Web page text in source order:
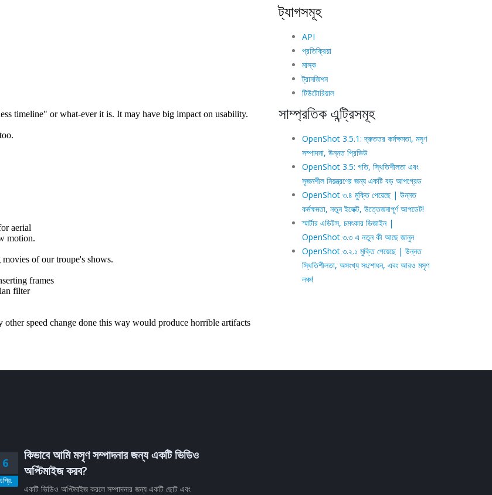
ট্যাগসমূহ
API
প্রতিক্রিয়া
মাস্ক
ট্রানজিশন
টিউটোরিয়াল
সাম্প্রতিক এন্ট্রিসমূহ
OpenShot 3.5.1: দ্রুততর কর্মক্ষমতা, মসৃণ
সম্পাদনা, উন্নত প্রিভিউ
OpenShot 3.5: গতি, স্থিতিশীলতা এবং
সৃজনশীল নিয়ন্ত্রণের জন্য একটি বড় আপগ্রেড
OpenShot ৩.৪ মুক্তি পেয়েছে | উন্নত
কর্মক্ষমতা, নতুন ইফেক্ট, উত্তেজনাপূর্ণ আপডেট!
স্মার্টার এডিটস, চমৎকার ডিজাইন |
OpenShot ৩.৩ এ নতুন কী আছে জানুন
OpenShot ৩.২.১ মুক্তি পেয়েছে | উন্নত
স্থিতিশীলতা, অসংখ্য সংশোধন, এবং আরও মসৃণ
লঞ্চ!
6
কিভাবে আমি মসৃণ সম্পাদনার জন্য একটি ভিডিও
অপ্টিমাইজ করব?
একটি ভিডিও অপ্টিমাইজ করলে সম্পাদনার জন্য একটি ছোট এবং